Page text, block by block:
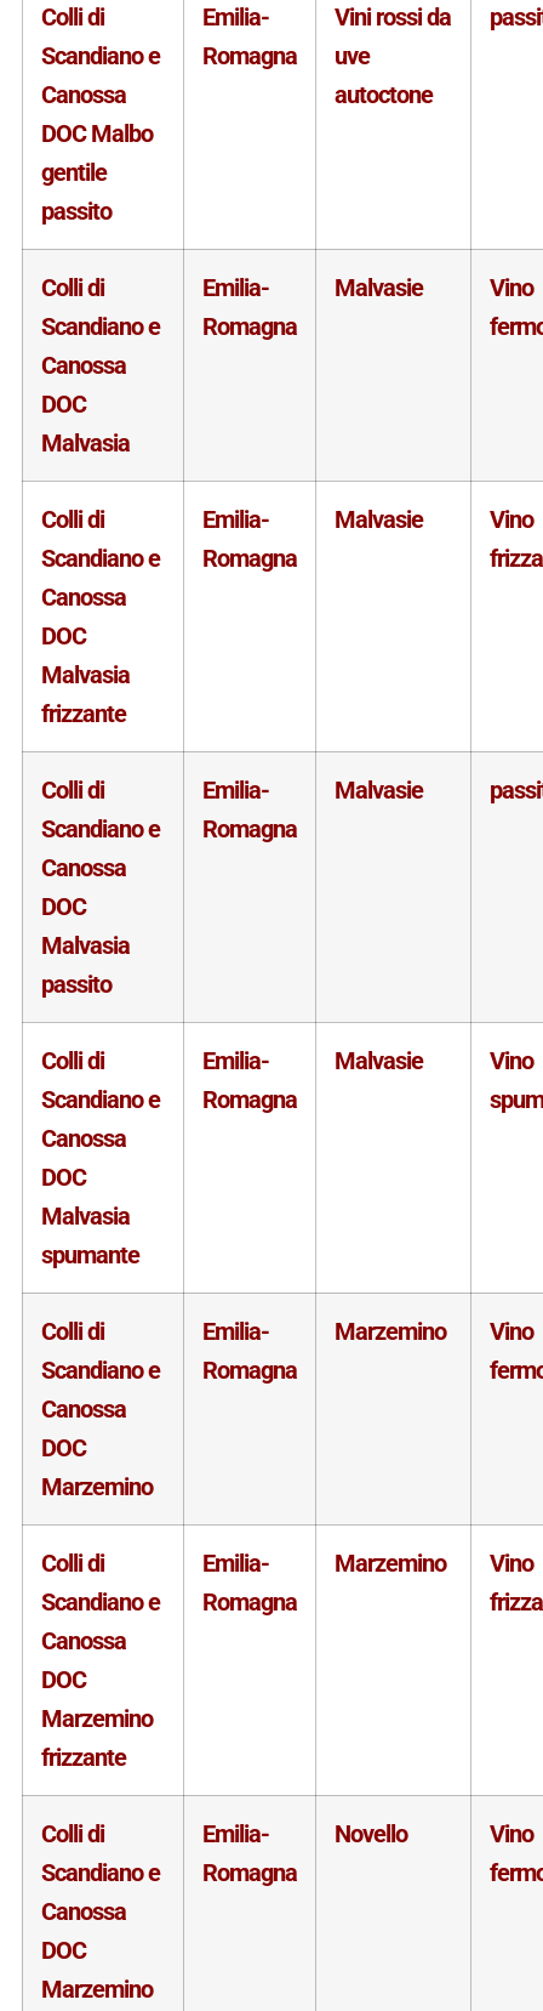
Colli di
Scandiano e
Canossa
DOC Malbo
gentile
passito
Emilia-
Romagna
Vini rossi da
uve
autoctone
Colli di
Scandiano e
Canossa
DOC
Malvasia
Emilia-
Romagna
Malvasie
Vino
Colli di
Scandiano e
Canossa
DOC
Malvasia
frizzante
Emilia-
Romagna
Malvasie
Vino
Colli di
Scandiano e
Canossa
DOC
Malvasia
passito
Emilia-
Romagna
Malvasie
Colli di
Scandiano e
Canossa
DOC
Malvasia
spumante
Emilia-
Romagna
Malvasie
Vino
Colli di
Scandiano e
Canossa
DOC
Marzemino
Emilia-
Romagna
Marzemino
Vino
Colli di
Scandiano e
Canossa
DOC
Marzemino
frizzante
Emilia-
Romagna
Marzemino
Vino
Colli di
Scandiano e
Canossa
DOC
Marzemino
Emilia-
Romagna
Novello
Vino